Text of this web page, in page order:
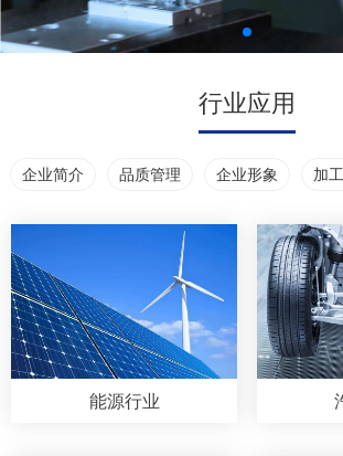
行业应用
企业简介 品质管理 企业形象 加
能源行业